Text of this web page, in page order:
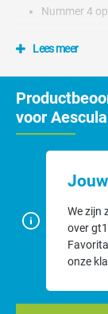
Nummer 4
Lees meer
voor
We zijn
over
onze